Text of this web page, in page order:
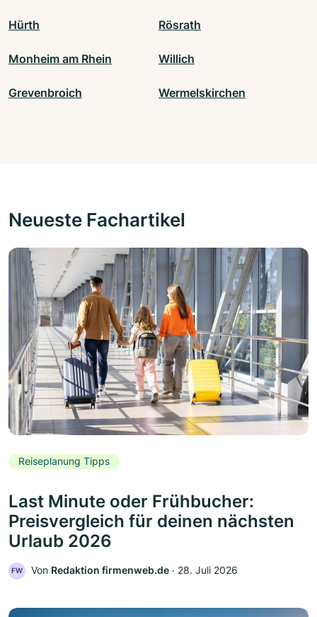
Hürth Rösrath
Monheim am Rhein Willich
Grevenbroich Wermelskirchen
Neueste Fachartikel
Reiseplanung Tipps
Last Minute oder Frühbucher:
Preisvergleich für deinen nächsten
Urlaub 2026
FW Von Redaktion firmenweb.de ‧ 28. Juli 2026